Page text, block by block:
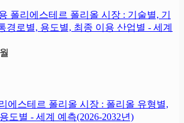
폴리에스테르 폴리올 시장 : 기술별, 기
경로별, 용도별, 최종 이용 산업별 - 세계
에스테르 폴리올 시장 : 폴리올 유형별,
도별 - 세계 예측(2026-2032년)